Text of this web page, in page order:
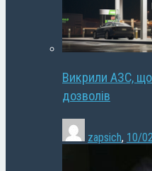
Викрили АЗС,
дозволів
zapsich, 10/